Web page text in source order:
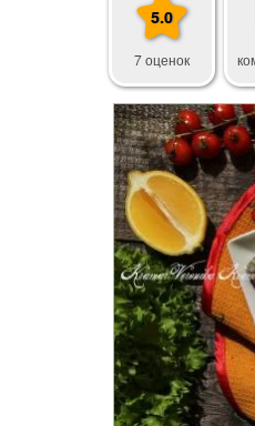
5.0
7 оценок